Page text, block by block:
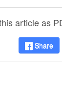
article as
Share